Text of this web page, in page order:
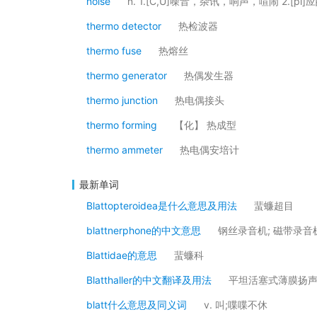
thermo detector 热检波器
thermo fuse 热熔丝
thermo generator 热偶发生器
thermo junction 热电偶接头
thermo forming 【化】 热成型
thermo ammeter 热电偶安培计
最新单词
Blattopteroidea是什么意思及用法
蜚蠊超目
blattnerphone的中文意思 钢丝录音机; 磁带录音
Blattidae的意思 蜚蠊科
Blatthaller的中文翻译及用法 平坦活塞式薄膜扬
blatt什么意思及同义词 v. 叫;喋喋不休